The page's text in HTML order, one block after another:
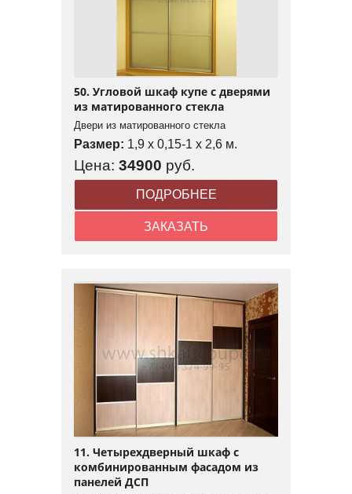
50. Угловой шкаф купе с дверями
из матированного стекла
Двери из матированного стекла
Размер: 1,9 x 0,15-1 x 2,6 м.
Цена: 34900 руб.
ПОДРОБНЕЕ
ЗАКАЗАТЬ
11. Четырехдверный шкаф с
комбинированным фасадом из
панелей ДСП